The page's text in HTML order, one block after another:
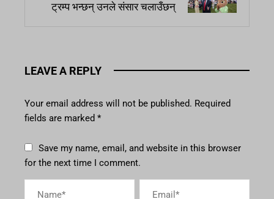
ट्रम्प भन्छन् उनले संसार चलाउँछन्
LEAVE A REPLY
Your email address will not be published. Required
fields are marked *
Save my name, email, and website in this browser
for the next time I comment.